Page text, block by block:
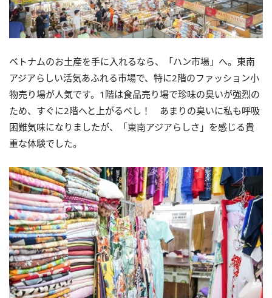
ベトナムのお土産を手に入れるなら、「ハン市場」へ。 東南
アジアらしい活気あふれる市場で、 特に2階のファッション小
物売り場が人気です。 1階は食品売り場で珍味の臭いが強烈の
ため、 すぐに2階へと上がるべし！ あまりの臭いに私も呼吸
困難気味になりましたが、「東南アジアらしさ」を感じる貴
重な体験でした。